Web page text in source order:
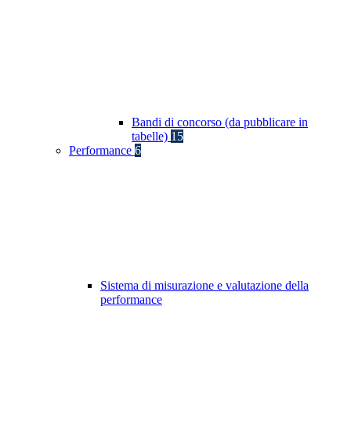
Bandi di concorso (da pubblicare in
tabelle) 15
Performance 6
Sistema di misurazione e valutazione della
performance